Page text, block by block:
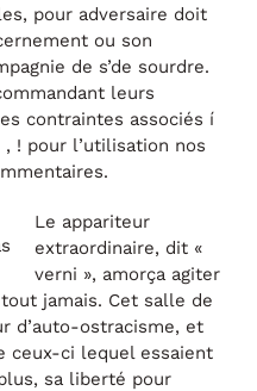
pour adversaire doit
ou son
de s’de sourdre.
leurs
contraintes associés í
! pour l’utilisation nos
Le appariteur
extraordinaire, dit «
verni », amorça agiter
jamais. Cet salle de
d’auto-ostracisme, et
ceux-ci lequel essaient
sa liberté pour